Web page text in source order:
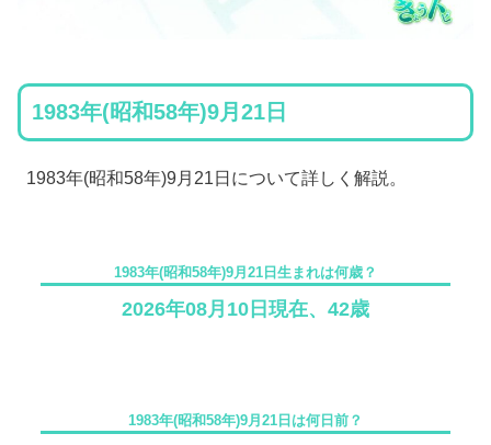
1983年(昭和58年)9月21日
1983年(昭和58年)9月21日について詳しく解説。
1983年(昭和58年)9月21日生まれは何歳？
2026年08月10日現在、42歳
1983年(昭和58年)9月21日は何日前？